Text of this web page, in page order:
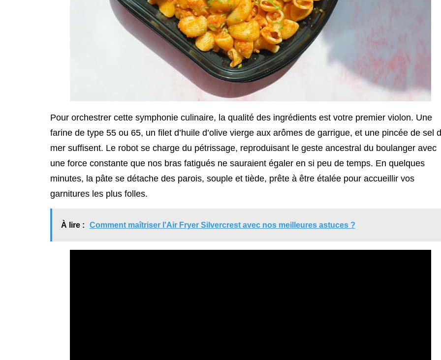
Pour orchestrer cette symphonie culinaire, la qualité des ingrédients est votre premier violon. Une
farine de type 55 ou 65, un filet d’huile d’olive vierge aux arômes de garrigue, et une pincée de sel
mer suffisent. Le robot se charge du pétrissage, reproduisant le geste ancestral du boulanger avec
une force constante que nos bras fatigués ne sauraient égaler en si peu de temps. En quelques
minutes, la pâte se détache des parois, souple et tiède, prête à être étalée pour accueillir vos
garnitures les plus folles.
À lire : Comment maîtriser l'Air Fryer Silvercrest avec nos meilleures astuces ?